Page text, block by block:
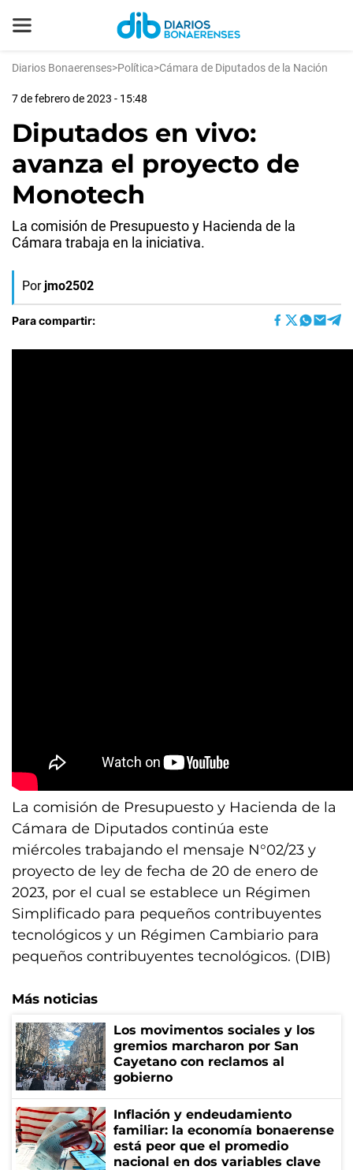
Diarios Bonaerenses>Política>Cámara de Diputados de la Nación
7 de febrero de 2023 - 15:48
Diputados en vivo:
avanza el proyecto de
Monotech
La comisión de Presupuesto y Hacienda de la
Cámara trabaja en la iniciativa.
Por jmo2502
Para compartir:
La comisión de Presupuesto y Hacienda de la
Cámara de Diputados continúa este
miércoles trabajando el mensaje N°02/23 y
proyecto de ley de fecha de 20 de enero de
2023, por el cual se establece un Régimen
Simplificado para pequeños contribuyentes
tecnológicos y un Régimen Cambiario para
pequeños contribuyentes tecnológicos. (DIB)
Más noticias
Los movimentos sociales y los
gremios marcharon por San
Cayetano con reclamos al
gobierno
Inflación y endeudamiento
familiar: la economía bonaerense
está peor que el promedio
nacional en dos variables clave